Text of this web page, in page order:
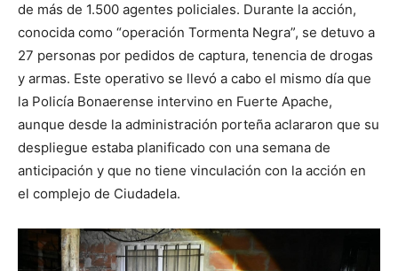
de más de 1.500 agentes policiales. Durante la acción,
conocida como “operación Tormenta Negra”, se detuvo a
27 personas por pedidos de captura, tenencia de drogas
y armas. Este operativo se llevó a cabo el mismo día que
la Policía Bonaerense intervino en Fuerte Apache,
aunque desde la administración porteña aclararon que su
despliegue estaba planificado con una semana de
anticipación y que no tiene vinculación con la acción en
el complejo de Ciudadela.